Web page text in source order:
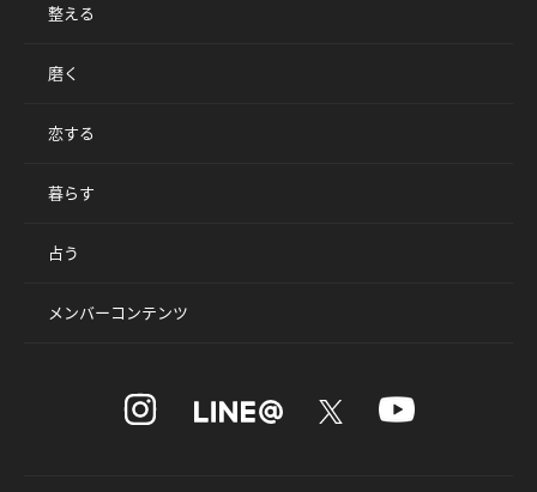
整える
磨く
恋する
暮らす
占う
メンバーコンテンツ